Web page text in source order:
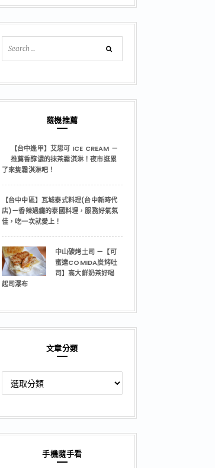
隨機推薦
【台中逢甲】艾思可 ICE CREAM －
推薦香醇濃的抹茶霜淇淋！夜市逛累
了來隻霜淇淋吧！
【台中中區】瓦城泰式料理(台中新時代
店)－香辣過癮的泰國料理，服務好氣氛
佳，吃一次就愛上！
中山碳烤土司 －【可
蜜達COMIDA炭烤吐
司】高大鮮奶茶好喝
起司瀑布
文章分類
章
類
手機隨手看